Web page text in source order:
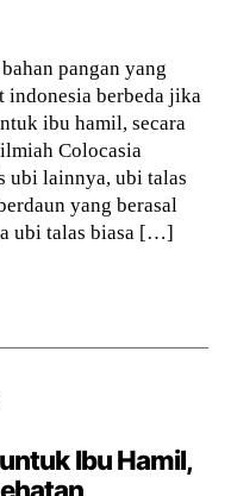
pangan yang
indonesia berbeda jika
ibu hamil, secara
Colocasia
ubi lainnya, ubi talas
yang berasal
ubi talas biasa […]
Ibu Hamil,